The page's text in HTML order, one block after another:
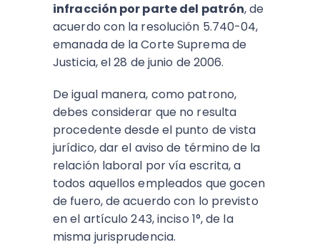
infracción por parte del patrón, de
acuerdo con la resolución 5.740-04,
emanada de la Corte Suprema de
Justicia, el 28 de junio de 2006.
De igual manera, como patrono,
debes considerar que no resulta
procedente desde el punto de vista
jurídico, dar el aviso de término de la
relación laboral por vía escrita, a
todos aquellos empleados que gocen
de fuero, de acuerdo con lo previsto
en el artículo 243, inciso 1°, de la
misma jurisprudencia.